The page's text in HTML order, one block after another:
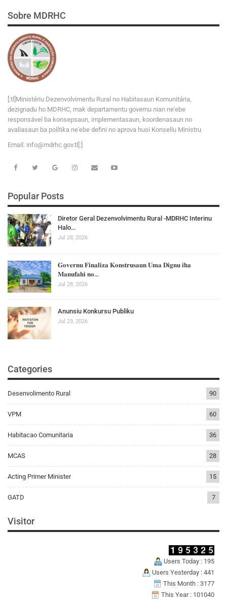
Sobre MDRHC
[:tl]Ministériu Dezenvolvimentu Rural no Habitasaun Komunitária,
dezignadu ho MDRHC, mak departamentu governu nian ne'ebe
responsável ba konsepsaun, implementasaun, koordenasaun no
avaliasaun ba polítika ne'ebe defini no aprova husi Konsellu Ministru
Email: info@md rhc.gov.tl[:]
Popular Posts
Diretor Geral Dezenvolvimentu Rural -MDRHC Interinu
Halo…
Jul 28, 2026
𝐆𝐨𝐯𝐞𝐫𝐧𝐮 𝐅𝐢𝐧𝐚𝐥𝐢𝐳𝐚 𝐊𝐨𝐧𝐬𝐭𝐫𝐮𝐬𝐚𝐮𝐧 𝐔𝐦𝐚 𝐃𝐢𝐠𝐧𝐮 𝐢𝐡𝐚
𝐌𝐚𝐧𝐮𝐟𝐚𝐡𝐢 𝐧𝐨…
Jul 28, 2026
Anunsiu Konkursu Publiku
Jul 23, 2026
Categories
Desenvolimento Rural 90
VPM 60
Habitacao Comunitaria 36
MCAS 28
Acting Primer Minister 15
GATD 7
Visitor
Users Today : 195
Users Yesterday : 441
This Month : 3177
This Year : 101040